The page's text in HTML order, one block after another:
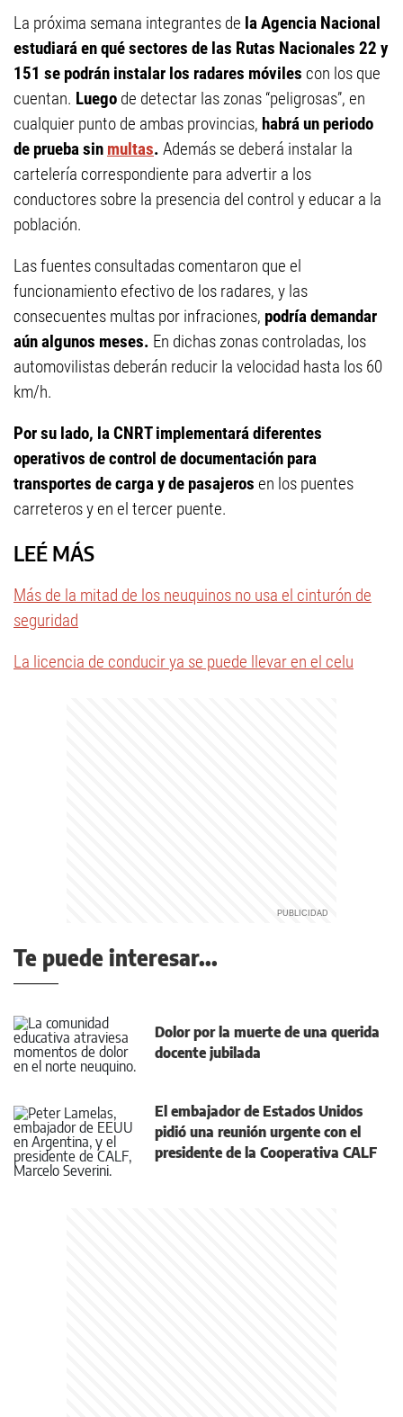
La próxima semana integrantes de la Agencia Nacional
estudiará en qué sectores de las Rutas Nacionales 22 y
151 se podrán instalar los radares móviles con los que
cuentan. Luego de detectar las zonas “peligrosas”, en
cualquier punto de ambas provincias, habrá un periodo
de prueba sin multas. Además se deberá instalar la
cartelería correspondiente para advertir a los
conductores sobre la presencia del control y educar a la
población.
Las fuentes consultadas comentaron que el
funcionamiento efectivo de los radares, y las
consecuentes multas por infraciones, podría demandar
aún algunos meses. En dichas zonas controladas, los
automovilistas deberán reducir la velocidad hasta los 60
km/h.
Por su lado, la CNRT implementará diferentes
operativos de control de documentación para
transportes de carga y de pasajeros en los puentes
carreteros y en el tercer puente.
LEÉ MÁS
Más de la mitad de los neuquinos no usa el cinturón de
seguridad
La licencia de conducir ya se puede llevar en el celu
Te puede interesar...
Dolor por la muerte de una querida
docente jubilada
El embajador de Estados Unidos
pidió una reunión urgente con el
presidente de la Cooperativa CALF